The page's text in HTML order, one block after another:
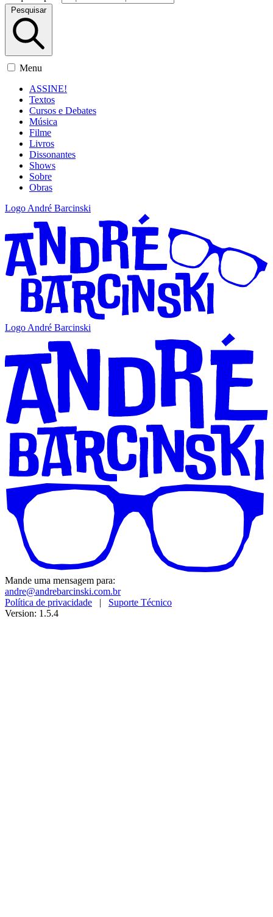
Pesquisar
Menu
ASSINE!
Textos
Cursos e Debates
Música
Filme
Livros
Dissonantes
Shows
Sobre
Obras
Logo André Barcinski
Logo André Barcinski
Mande uma mensagem para:
andre@andrebarcinski.com.br
Política de privacidade | Suporte Técnico
Version: 1.5.4